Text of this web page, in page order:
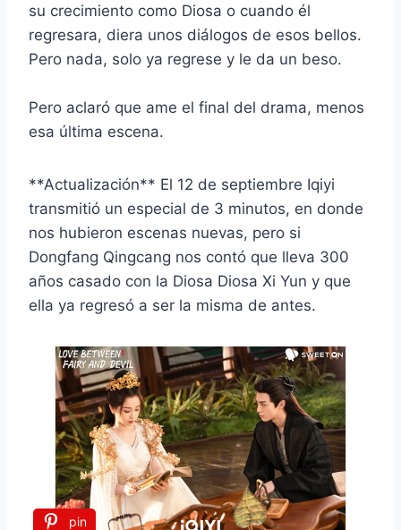
su crecimiento como Diosa o cuando él
regresara, diera unos diálogos de esos bellos.
Pero nada, solo ya regrese y le da un beso.
Pero aclaró que ame el final del drama, menos
esa última escena.
**Actualización** El 12 de septiembre Iqiyi
transmitió un especial de 3 minutos, en donde
nos hubieron escenas nuevas, pero si
Dongfang Qingcang nos contó que lleva 300
años casado con la Diosa Diosa Xi Yun y que
ella ya regresó a ser la misma de antes.
pin